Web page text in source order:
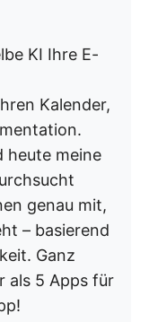
KI Ihre E-
Kalender,
heute meine
genau mit,
– basierend
Ganz
als 5 Apps für